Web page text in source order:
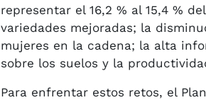
representar el 16,2 % al 15,4 %
variedades mejoradas; la
mujeres en la cadena; la alta
sobre los suelos y la
Para enfrentar estos retos, el